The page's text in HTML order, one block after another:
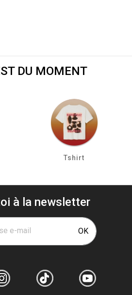
DU MOMENT
Tshirt
à la newsletter
e-mail OK